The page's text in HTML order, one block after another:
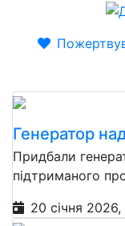
Генератор
Придбали
підтриманого
20 січня